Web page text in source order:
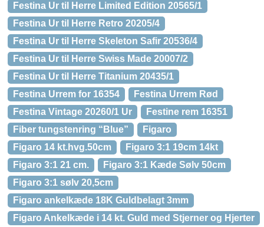
Festina Ur til Herre Limited Edition 20565/1
Festina Ur til Herre Retro 20205/4
Festina Ur til Herre Skeleton Safir 20536/4
Festina Ur til Herre Swiss Made 20007/2
Festina Ur til Herre Titanium 20435/1
Festina Urrem for 16354
Festina Urrem Rød
Festina Vintage 20260/1 Ur
Festine rem 16351
Fiber tungstenring “Blue”
Figaro
Figaro 14 kt.hvg.50cm
Figaro 3:1 19cm 14kt
Figaro 3:1 21 cm.
Figaro 3:1 Kæde Sølv 50cm
Figaro 3:1 sølv 20,5cm
Figaro ankelkæde 18K Guldbelagt 3mm
Figaro Ankelkæde i 14 kt. Guld med Stjerner og Hjerter